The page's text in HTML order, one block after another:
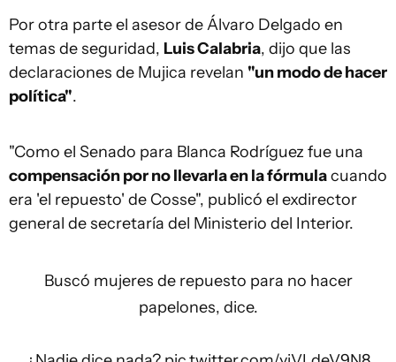
Por otra parte el asesor de Álvaro Delgado en
temas de seguridad, Luis Calabria, dijo que las
declaraciones de Mujica revelan "un modo de hacer
política".
"Como el Senado para Blanca Rodríguez fue una
compensación por no llevarla en la fórmulacuando
era 'el repuesto' de Cosse", publicó el exdirector
general de secretaría del Ministerio del Interior.
Buscó mujeres de repuesto para no hacer
papelones, dice.